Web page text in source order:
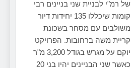
של רמ"י לבניית שני בניינים רבי
קומות שיכללו 135 יחידות דיור
משולבים עם מסחר בשכונת
קריית משה ברחובות. הפרויקט
יוקם על מגרש בגודל 3,200 מ"ר
כאשר שני הבניינים יהיו בני 20